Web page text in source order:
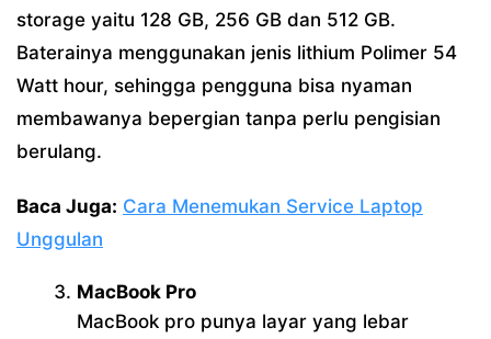
storage yaitu 128 GB, 256 GB dan 512 GB.
Baterainya menggunakan jenis lithium Polimer 54
Watt hour, sehingga pengguna bisa nyaman
membawanya bepergian tanpa perlu pengisian
berulang.
Baca Juga: Cara Menemukan Service Laptop
Unggulan
MacBook Pro
MacBook pro punya layar yang lebar